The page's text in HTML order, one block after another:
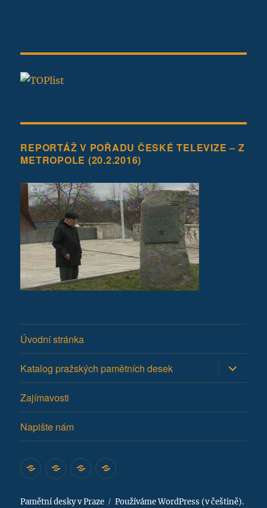
REPORTÁŽ V POŘADU ČESKÉ TELEVIZE – Z
METROPOLE (20.2.2016)
Úvodní stránka
Katalog pražských pamětních desek Zobrazit
položky
Zajímavosti
Napište nám
ÚvodníKatalog
pamětních
Zajímavosti
Napište
Pamětní desky v Praze Používáme WordPress (v češtině).